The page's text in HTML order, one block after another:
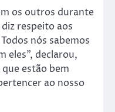
os outros durante
respeito aos
nós sabemos
eles”, declarou,
estão bem
ao nosso